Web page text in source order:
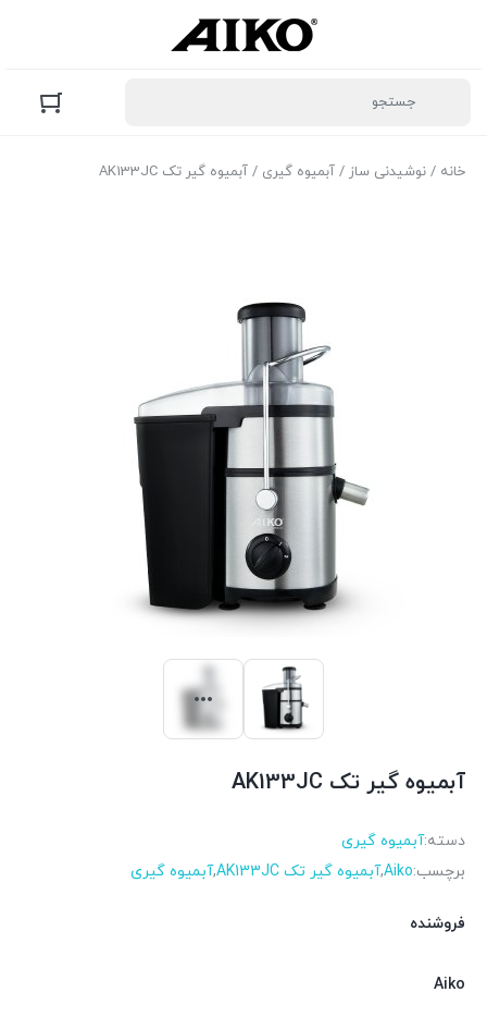
خانه / نوشیدنی ساز / آبمیوه گیری / آبمیوه گیر تک AK133JC
آبمیوه گیر تک AK133JC
دسته:آبمیوه گیری
برچسب:Aiko
,آبمیوه گیر تک AK133JC ,آبمیوه گیری
فروشنده
Aiko